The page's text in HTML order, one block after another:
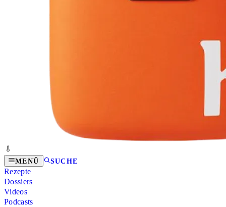
MENÜ SUCHE
Rezepte
Dossiers
Videos
Podcasts